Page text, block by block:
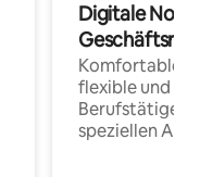
Digitale
Komfortable
flexible und
Berufstätige
speziellen